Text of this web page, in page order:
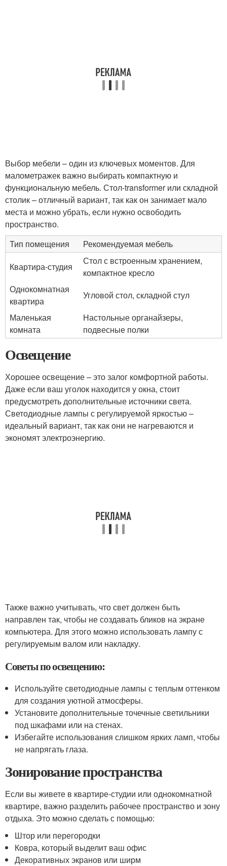
Выбор мебели – один из ключевых моментов. Для
малометражек важно выбирать компактную и
функциональную мебель. Стол-transformer или складной
столик – отличный вариант, так как он занимает мало
места и можно убрать, если нужно освободить
пространство.
Тип помещения
Рекомендуемая мебель
Квартира-студия
Стол с встроенным хранением,
компактное кресло
Однокомнатная
квартира
Угловой стол, складной стул
Маленькая
комната
Настольные органайзеры,
подвесные полки
Освещение
Хорошее освещение – это залог комфортной работы.
Даже если ваш уголок находится у окна, стоит
предусмотреть дополнительные источники света.
Светодиодные лампы с регулируемой яркостью –
идеальный вариант, так как они не нагреваются и
экономят электроэнергию.
Также важно учитывать, что свет должен быть
направлен так, чтобы не создавать бликов на экране
компьютера. Для этого можно использовать лампу с
регулируемым валом или накладку.
Советы по освещению:
Используйте светодиодные лампы с теплым оттенком
для создания уютной атмосферы.
Установите дополнительные точечные светильники
под шкафами или на стенах.
Избегайте использования слишком ярких ламп, чтобы
не напрягать глаза.
Зонирование пространства
Если вы живете в квартире-студии или однокомнатной
квартире, важно разделить рабочее пространство и зону
отдыха. Это можно сделать с помощью:
Штор или перегородки
Ковра, который выделит ваш офис
Декоративных экранов или ширм